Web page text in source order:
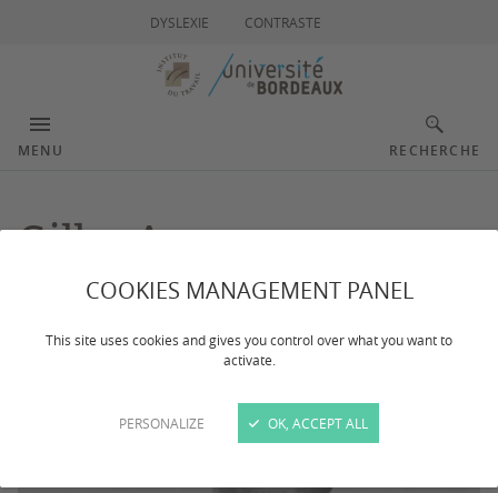
COOKIES MANAGEMENT PANEL
This site uses cookies and gives you control over what you want to
activate.
PERSONALIZE OK, ACCEPT ALL
DYSLEXIE CONTRASTE
MENU RECHERCHE
Gilles Auzero